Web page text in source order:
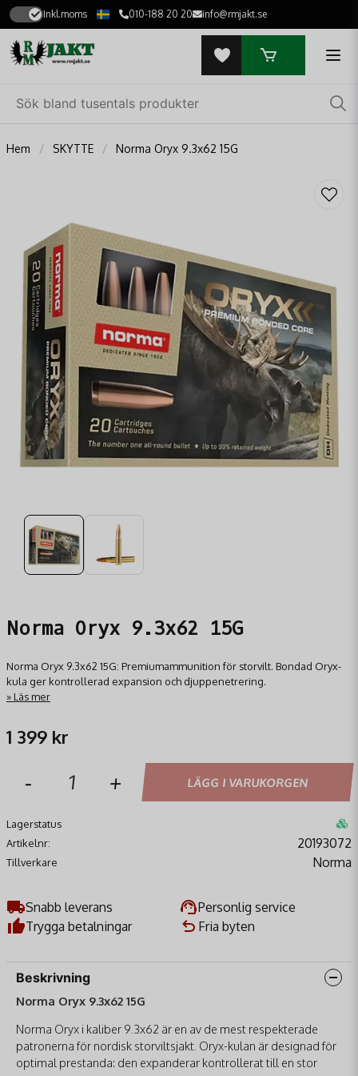
Inkl.moms 010-188 20 20 info@rmjakt.se
Hem SKYTTE Norma Oryx 9.3x62 15G
Norma Oryx 9.3x62 15G
Norma Oryx 9.3x62 15G: Premiumammunition för storvilt. Bondad Oryx-
kula ger kontrollerad expansion och djuppenetrering.
Läs mer
1 399 kr
- + LÄGG I VARUKORGEN
Lagerstatus
Artikelnr:
20193072
Tillverkare Norma
Snabb leverans
Personlig service
Trygga betalningar
Fria byten
Beskrivning
Norma Oryx 9.3x62 15G
Norma Oryx i kaliber 9.3x62 är en av de mest respekterade
patronerna för nordisk storviltsjakt. Oryx-kulan är designad för
optimal prestanda: den expanderar kontrollerat till en stor